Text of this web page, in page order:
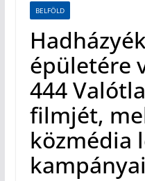
BELFÖLD
épületére
444
filmjét,
közmédia